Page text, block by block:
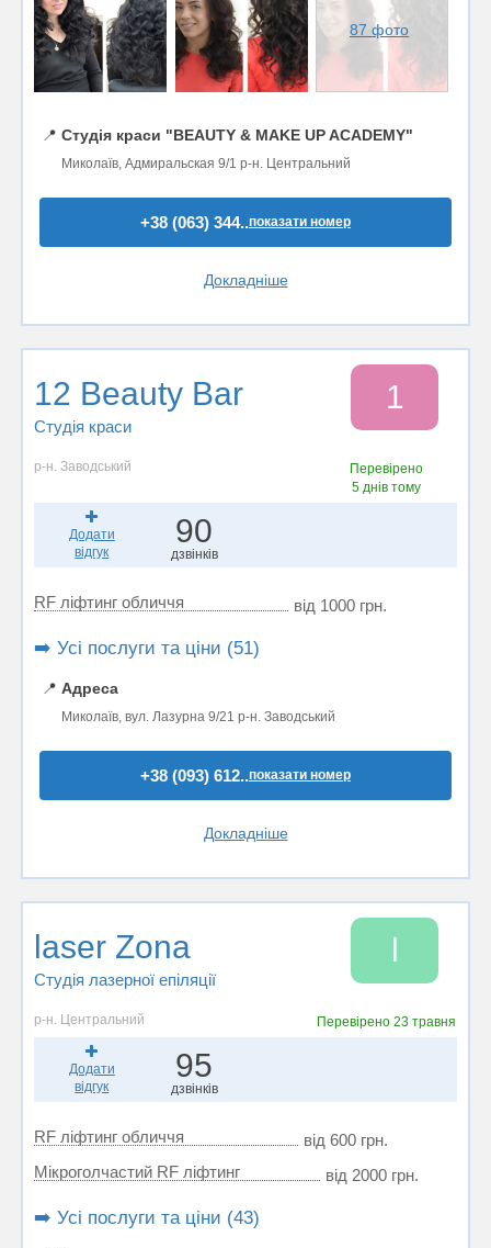
87 фото
📍 Студія краси "BEAUTY & MAKE UP ACADEMY"
Миколаїв, Адмиральская 9/1 р-н. Центральний
+38 (063) 344..показати номер
Докладніше
12 Beauty Bar
Студія краси
1
р-н. Заводський
Перевірено
5 днів тому
Додати
відгук
90
дзвінків
RF ліфтинг обличчя від 1000 грн.
➡️ Усі послуги та ціни (51)
📍 Адреса
Миколаїв, вул. Лазурна 9/21 р-н. Заводський
+38 (093) 612..показати номер
Докладніше
laser Zona
Студія лазерної епіляції
l
р-н. Центральний Перевірено23 травня
Додати
відгук
95
дзвінків
RF ліфтинг обличчя
від 600 грн.
Мікроголчастий RF ліфтинг
від 2000 грн.
➡️ Усі послуги та ціни (43)